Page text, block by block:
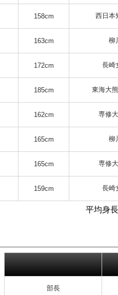
158cm 西日本
163cm 柳
172cm 長崎
185cm 東海大
162cm 専修
165cm 柳
165cm 専修
159cm 長崎
平均身長
部長